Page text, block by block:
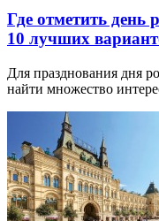
Где отметить
10 лучших
Для празднования дня
найти множество